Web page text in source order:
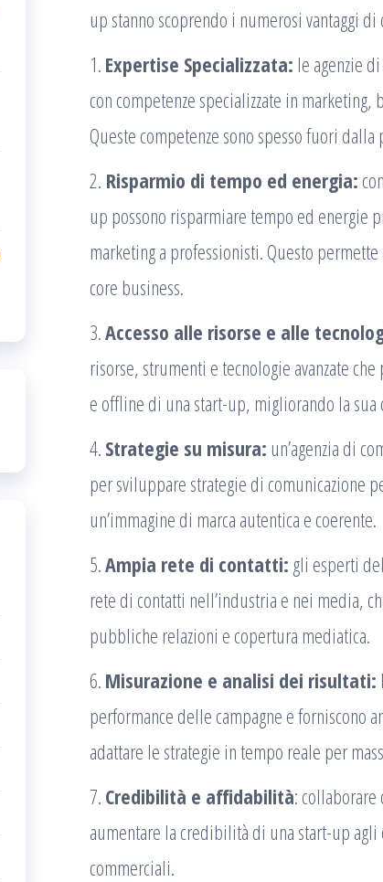
up stanno scoprendo i numerosi vantaggi di
1. Expertise Specializzata: le agenzie
con competenze specializzate in
Queste competenze sono spesso fuori
2. Risparmio di tempo ed energia:
up possono risparmiare tempo ed energie
marketing a professionisti. Questo
core business.
3.Accesso alle risorse e alle
risorse, strumenti e tecnologie avanzate
e offline di una start-up, migliorando la
4. Strategie su misura: un’agenzia di
per sviluppare strategie di comunicazione
un’immagine di marca autentica e coerente.
5.Ampia rete di contatti: gli esperti
rete di contatti nell’industria e nei media,
pubbliche relazioni e copertura mediatica.
6. Misurazione e analisi dei risultati:
performance delle campagne e forniscono
adattare le strategie in tempo reale per
7. Credibilità e affidabilità: collaborare
aumentare la credibilità di una start-up
commerciali.